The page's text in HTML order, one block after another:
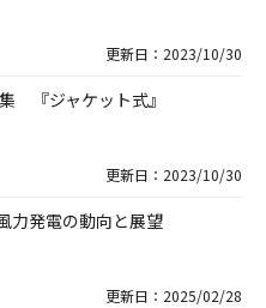
更新日：2023/10/30
『ジャケット式』
更新日：2023/10/30
力発電の動向と展望
更新日：2025/02/28